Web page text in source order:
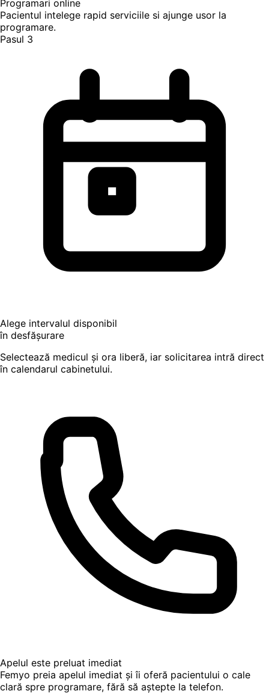
Programari online
Pacientul intelege rapid serviciile si ajunge usor la
programare.
Pasul 3
Alege intervalul disponibil
în desfășurare
Selectează medicul și ora liberă, iar solicitarea intră direct
în calendarul cabinetului.
Apelul este preluat imediat
Femyo preia apelul imediat și îi oferă pacientului o cale
clară spre programare, fără să aștepte la telefon.